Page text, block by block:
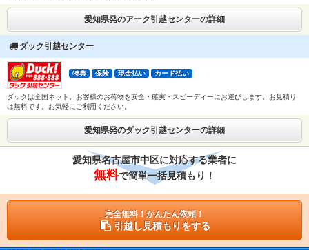
愛知県発のアーク引越センターの詳細
ダック引越センター
特典 保険 現金払い カード払い
ダックは全国ネット。お客様のお荷物を安全・確実・スピーディーにお運びします。お見積り
は無料です。お気軽にご利用ください。
愛知県発のダック引越センターの詳細
愛知県名古屋市中区に対応する業者に
無料で簡単一括見積もり！
完全無料！かんたん依頼！
引越し見積もりをする